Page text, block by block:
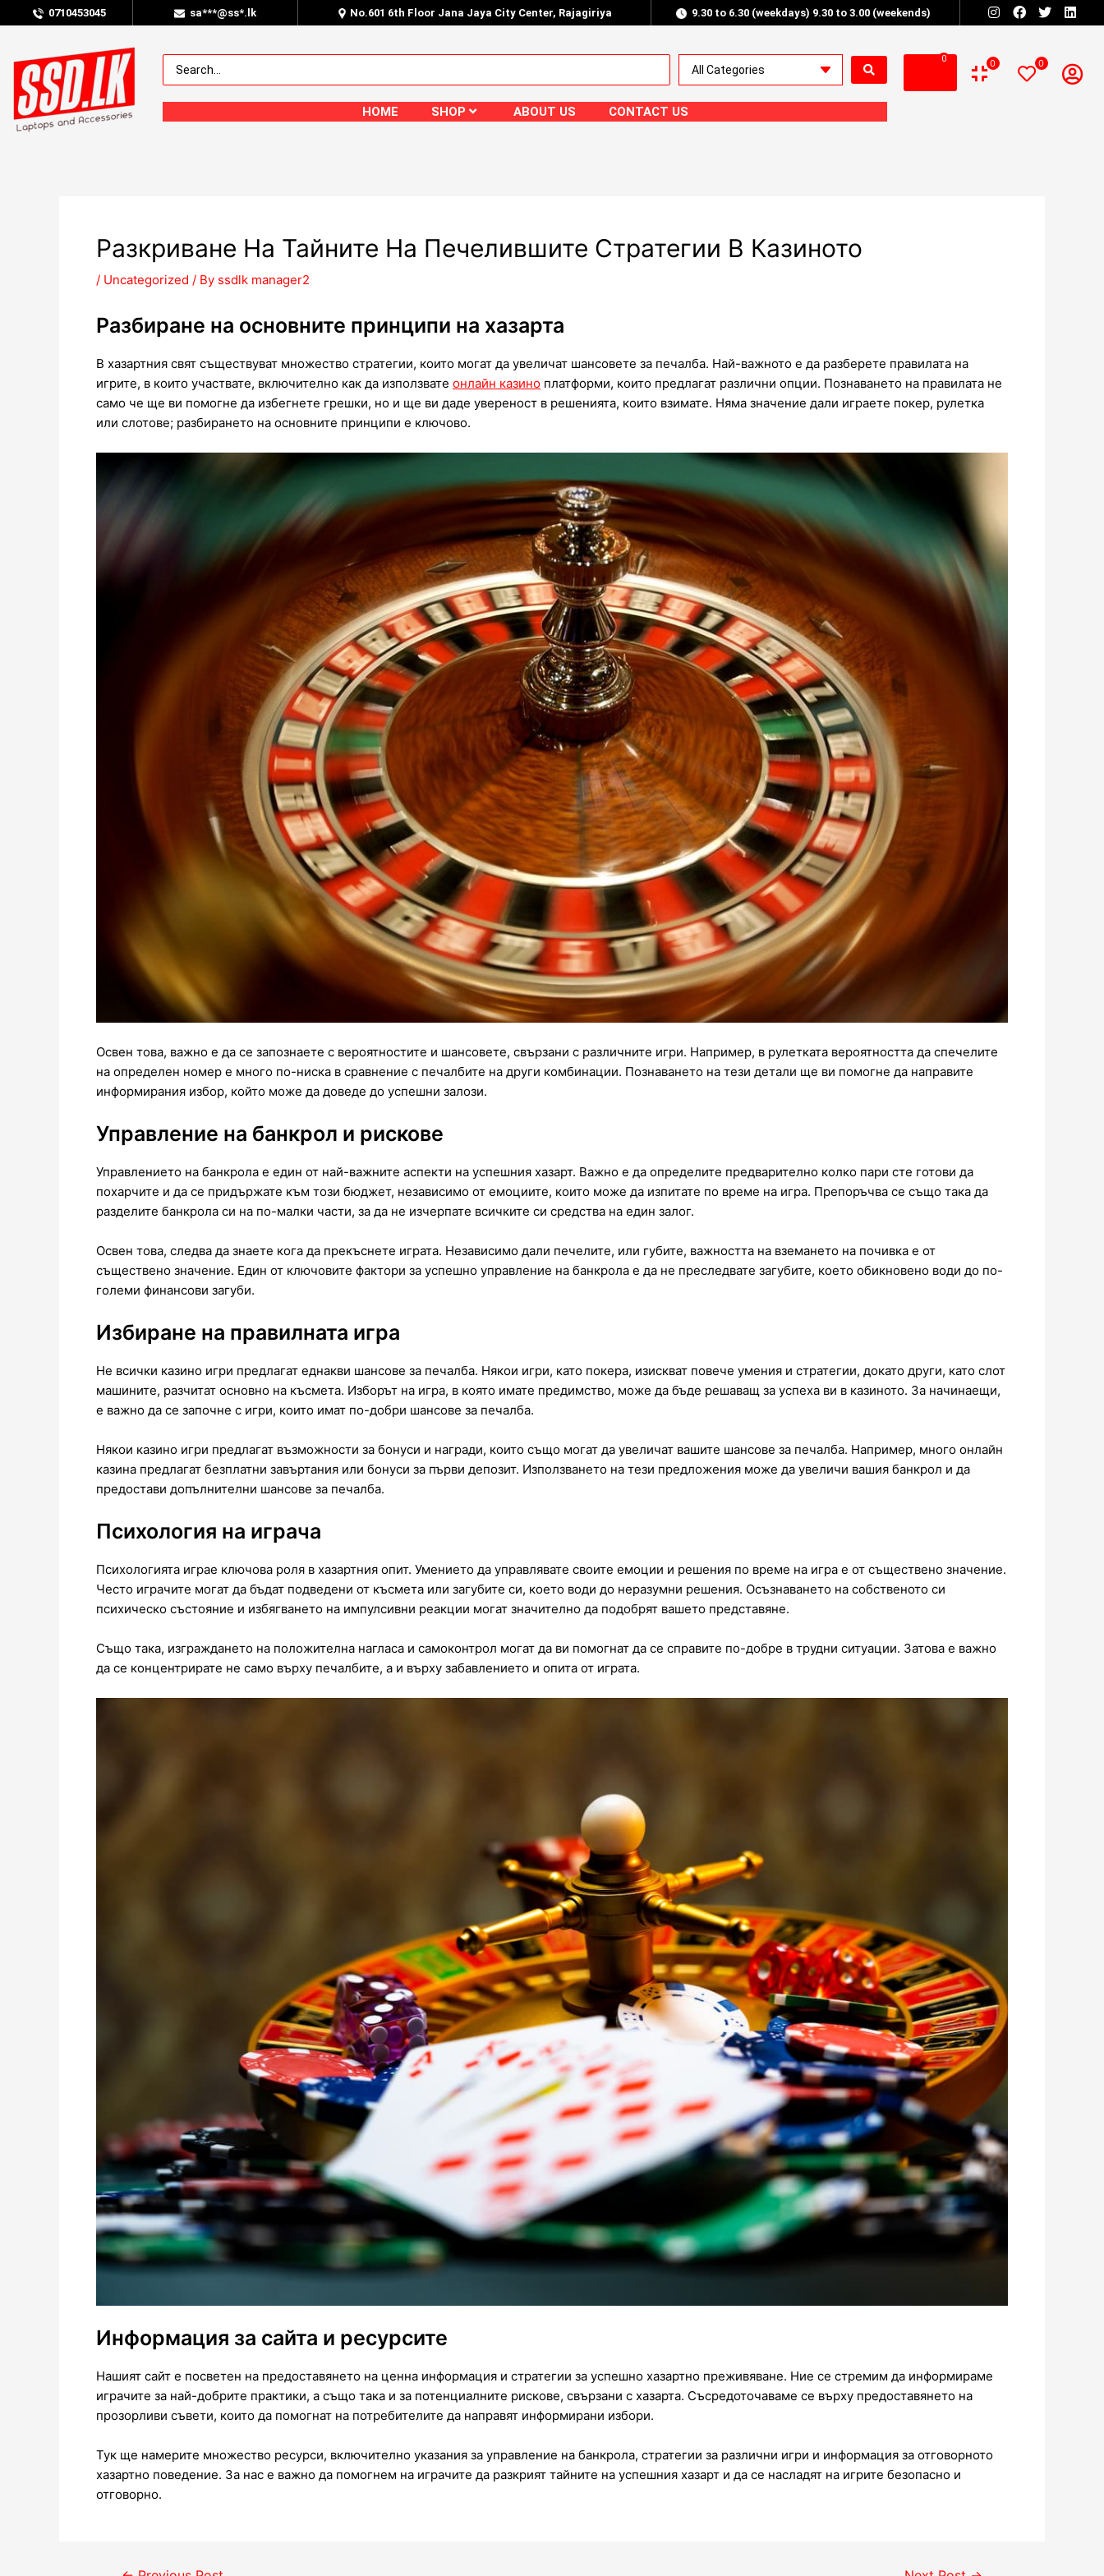
0710453045 sa***@ss*.lk No.601 6th Floor Jana Jaya City Center, Rajagiriya 9.30 to 6.30 (weekdays) 9.30 to 3.00 (weekends)
HOME SHOP ABOUT US CONTACT US
0 0 0
Разкриване На Тайните На Печелившите Стратегии В Казиното
/ Uncategorized / By ssdlk manager2
Разбиране на основните принципи на хазарта
В хазартния свят съществуват множество стратегии, които могат да увеличат шансовете за печалба. Най-важното е да разберете правилата на
игрите, в които участвате, включително как да използвате онлайн казино платформи, които предлагат различни опции. Познаването на правилата не
само че ще ви помогне да избегнете грешки, но и ще ви даде увереност в решенията, които взимате. Няма значение дали играете покер, рулетка
или слотове; разбирането на основните принципи е ключово.
Освен това, важно е да се запознаете с вероятностите и шансовете, свързани с различните игри. Например, в рулетката вероятността да спечелите
на определен номер е много по-ниска в сравнение с печалбите на други комбинации. Познаването на тези детали ще ви помогне да направите
информирания избор, който може да доведе до успешни залози.
Управление на банкрол и рискове
Управлението на банкрола е един от най-важните аспекти на успешния хазарт. Важно е да определите предварително колко пари сте готови да
похарчите и да се придържате към този бюджет, независимо от емоциите, които може да изпитате по време на игра. Препоръчва се също така да
разделите банкрола си на по-малки части, за да не изчерпате всичките си средства на един залог.
Освен това, следва да знаете кога да прекъснете играта. Независимо дали печелите, или губите, важността на вземането на почивка е от
съществено значение. Един от ключовите фактори за успешно управление на банкрола е да не преследвате загубите, което обикновено води до по-
големи финансови загуби.
Избиране на правилната игра
Не всички казино игри предлагат еднакви шансове за печалба. Някои игри, като покера, изискват повече умения и стратегии, докато други, като слот
машините, разчитат основно на късмета. Изборът на игра, в която имате предимство, може да бъде решаващ за успеха ви в казиното. За начинаещи,
е важно да се започне с игри, които имат по-добри шансове за печалба.
Някои казино игри предлагат възможности за бонуси и награди, които също могат да увеличат вашите шансове за печалба. Например, много онлайн
казина предлагат безплатни завъртания или бонуси за първи депозит. Използването на тези предложения може да увеличи вашия банкрол и да
предостави допълнителни шансове за печалба.
Психология на играча
Психологията играе ключова роля в хазартния опит. Умението да управлявате своите емоции и решения по време на игра е от съществено значение.
Често играчите могат да бъдат подведени от късмета или загубите си, което води до неразумни решения. Осъзнаването на собственото си
психическо състояние и избягването на импулсивни реакции могат значително да подобрят вашето представяне.
Също така, изграждането на положителна нагласа и самоконтрол могат да ви помогнат да се справите по-добре в трудни ситуации. Затова е важно
да се концентрирате не само върху печалбите, а и върху забавлението и опита от играта.
Информация за сайта и ресурсите
Нашият сайт е посветен на предоставянето на ценна информация и стратегии за успешно хазартно преживяване. Ние се стремим да информираме
играчите за най-добрите практики, а също така и за потенциалните рискове, свързани с хазарта. Съсредоточаваме се върху предоставянето на
прозорливи съвети, които да помогнат на потребителите да направят информирани избори.
Тук ще намерите множество ресурси, включително указания за управление на банкрола, стратегии за различни игри и информация за отговорното
хазартно поведение. За нас е важно да помогнем на играчите да разкрият тайните на успешния хазарт и да се насладят на игрите безопасно и
отговорно.